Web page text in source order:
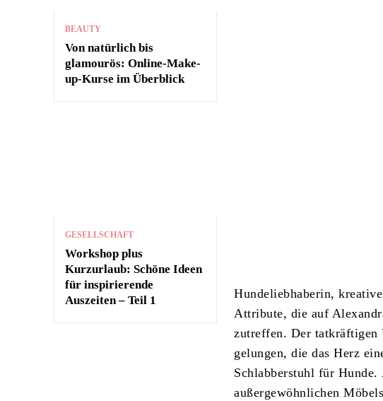
BEAUTY
Von natürlich bis
glamourös: Online-Make-
up-Kurse im Überblick
GESELLSCHAFT
Workshop plus
Kurzurlaub: Schöne Ideen
für inspirierende
Auszeiten – Teil 1
Hundeliebhaberin,
Attribute, die auf
zutreffen. Der tatkräftigen
gelungen, die das Herz
Schlabberstuhl für Hunde.
außergewöhnlichen